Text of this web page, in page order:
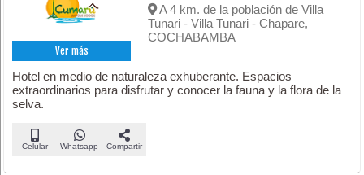
Ver más
A 4 km. de la población de Villa
Tunari - Villa Tunari - Chapare,
COCHABAMBA
Hotel en medio de naturaleza exhuberante. Espacios
extraordinarios para disfrutar y conocer la fauna y la flora de la
selva.
Celular Whatsapp Compartir